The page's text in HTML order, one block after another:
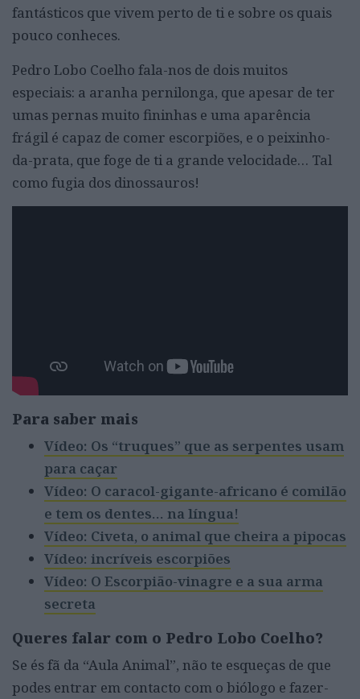
fantásticos que vivem perto de ti e sobre os quais
pouco conheces.
Pedro Lobo Coelho fala-nos de dois muitos
especiais: a aranha pernilonga, que apesar de ter
umas pernas muito fininhas e uma aparência
frágil é capaz de comer escorpiões, e o peixinho-
da-prata, que foge de ti a grande velocidade… Tal
como fugia dos dinossauros!
Para saber mais
Vídeo: Os “truques” que as serpentes usam
para caçar
Vídeo: O caracol-gigante-africano é comilão
e tem os dentes… na língua!
Vídeo: Civeta, o animal que cheira a pipocas
Vídeo: incríveis escorpiões
Vídeo: O Escorpião-vinagre e a sua arma
secreta
Queres falar com o Pedro Lobo Coelho?
Se és fã da “Aula Animal”, não te esqueças de que
podes entrar em contacto com o biólogo e fazer-